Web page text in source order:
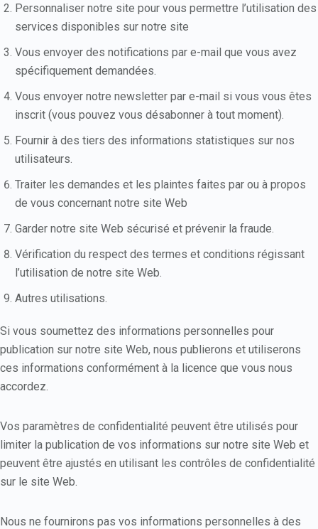
Personnaliser notre site pour vous permettre l’utilisation des
services disponibles sur notre site
Vous envoyer des notifications par e-mail que vous avez
spécifiquement demandées.
Vous envoyer notre newsletter par e-mail si vous vous êtes
inscrit (vous pouvez vous désabonner à tout moment).
Fournir à des tiers des informations statistiques sur nos
utilisateurs.
Traiter les demandes et les plaintes faites par ou à propos
de vous concernant notre site Web
Garder notre site Web sécurisé et prévenir la fraude.
Vérification du respect des termes et conditions régissant
l’utilisation de notre site Web.
Autres utilisations.
Si vous soumettez des informations personnelles pour
publication sur notre site Web, nous publierons et utiliserons
ces informations conformément à la licence que vous nous
accordez.
Vos paramètres de confidentialité peuvent être utilisés pour
limiter la publication de vos informations sur notre site Web et
peuvent être ajustés en utilisant les contrôles de confidentialité
sur le site Web.
Nous ne fournirons pas vos informations personnelles à des